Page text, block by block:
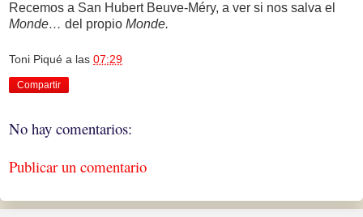
Recemos a San Hubert Beuve-Méry, a ver si nos salva el
Monde… del propio Monde.
Toni Piqué a las 07:29
Compartir
No hay comentarios:
Publicar un comentario